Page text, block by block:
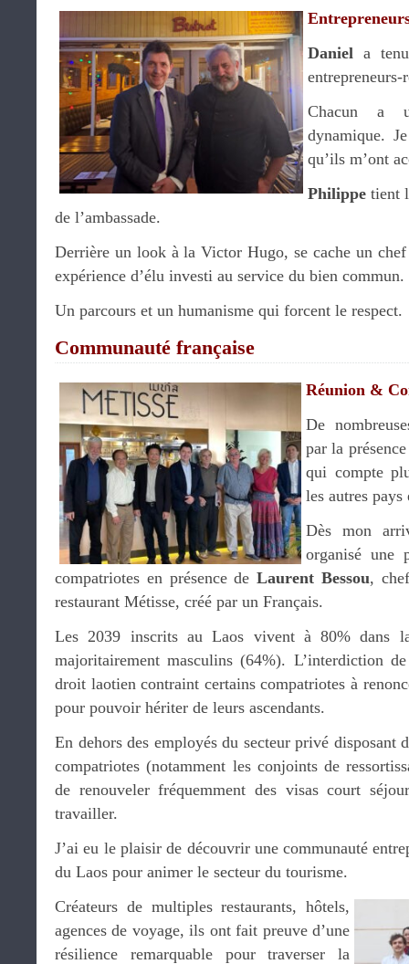
Daniel a
entrepreneurs-
Chacun a
dynamique.
qu’ils m’ont
Philippe tient
de l’ambassade.
Derrière un look à la Victor Hugo, se cache un chef
expérience d’élu investi au service du bien commun.
Un parcours et un humanisme qui forcent le respect.
Communauté française
Réunion &
De
par la
qui compte
les autres pays
Dès mon
organisé une
compatriotes en présence deLaurent Bessou,
restaurant Métisse, créé par un Français.
Les 2039 inscrits au Laos vivent à 80% dans
majoritairement masculins (64%). L’interdiction
droit laotien contraint certains compatriotes à
pour pouvoir hériter de leurs ascendants.
En dehors des employés du secteur privé disposant
compatriotes (notamment les conjoints de
de renouveler fréquemment des visas court
travailler.
J’ai eu le plaisir de découvrir une communauté
du Laos pour animer le secteur du tourisme.
Créateurs de multiples restaurants, hôtels,
agences de voyage, ils ont fait preuve d’une
résilience remarquable pour traverser la